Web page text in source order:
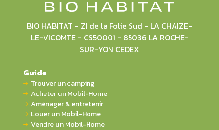
BIO HABITAT - ZI de la Folie Sud - LA CHAIZE-
LE-VICOMTE - CS50001 - 85036 LA ROCHE-
SUR-YON CEDEX
Guide
Trouver un camping
Acheter un Mobil-Home
Aménager & entretenir
Louer un Mobil-Home
Vendre un Mobil-Home